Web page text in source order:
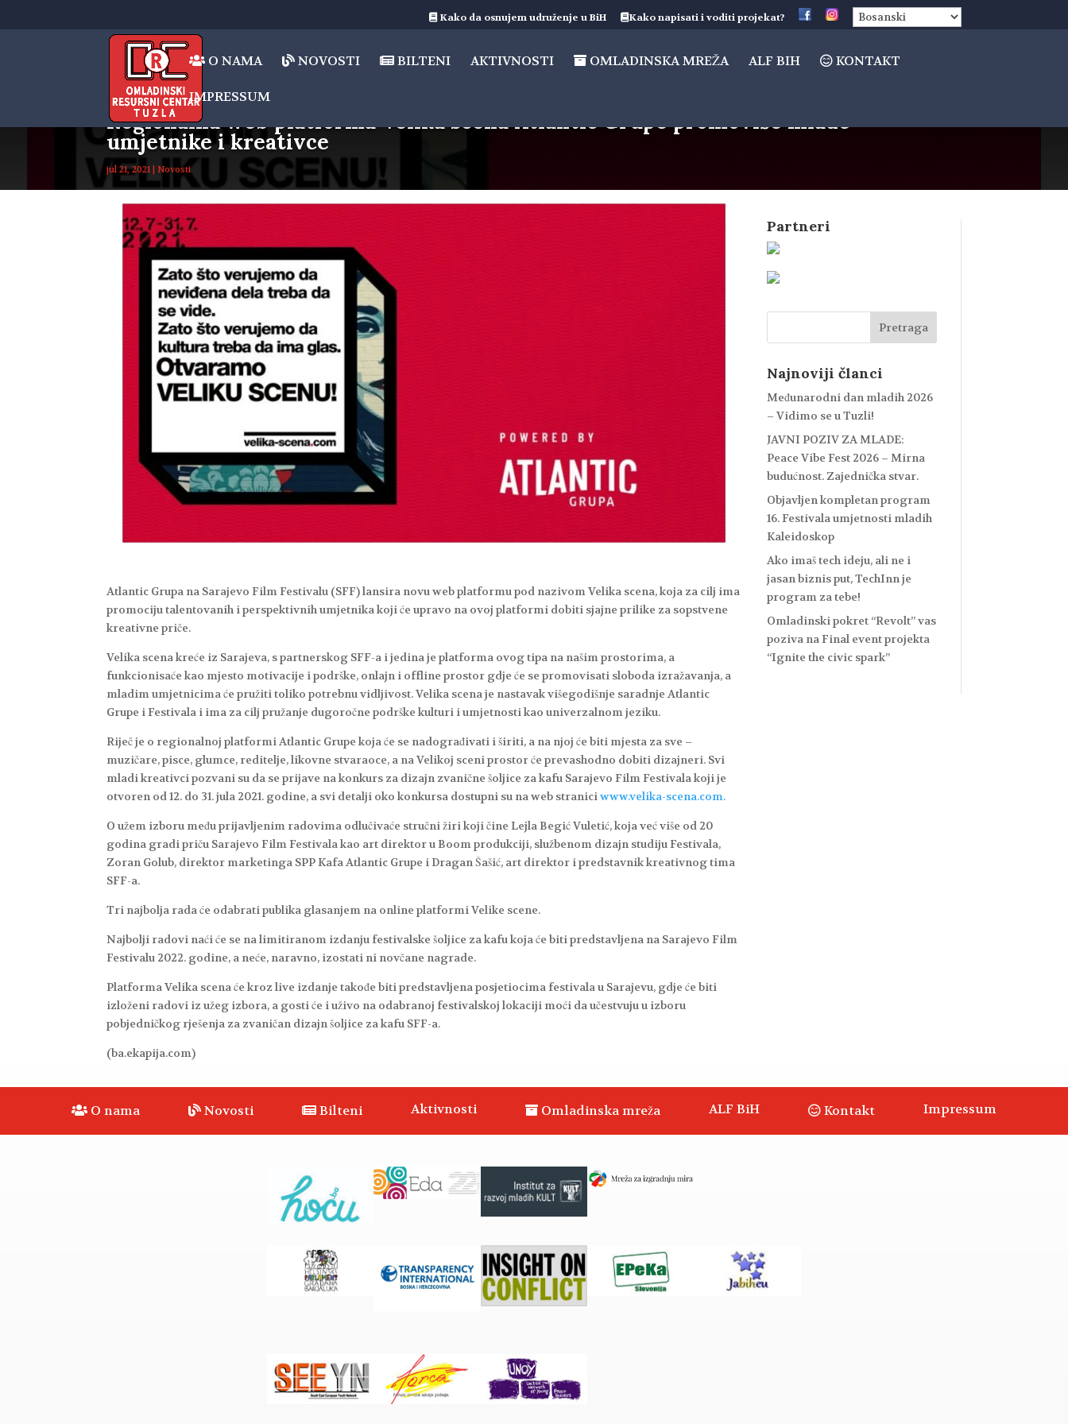
Kako da osnujem udruženje u BiH Kako napisati i voditi projekat?
O NAMA NOVOSTI BILTENI AKTIVNOSTI OMLADINSKA MREŽA ALF BIH KONTAKT
IMPRESSUM
Regionalna web platforma Velika scena Atlantic Grupe promoviše mlade
umjetnike i kreativce
jul 21, 2021 |Novosti
Atlantic Grupa na Sarajevo Film Festivalu (SFF) lansira novu web platformu pod nazivom Velika scena, koja za cilj ima
promociju talentovanih i perspektivnih umjetnika koji će upravo na ovoj platformi dobiti sjajne prilike za sopstvene
kreativne priče.
Velika scena kreće iz Sarajeva, s partnerskog SFF-a i jedina je platforma ovog tipa na našim prostorima, a
funkcionisaće kao mjesto motivacije i podrške, onlajn i offline prostor gdje će se promovisati sloboda izražavanja, a
mladim umjetnicima će pružiti toliko potrebnu vidljivost. Velika scena je nastavak višegodišnje saradnje Atlantic
Grupe i Festivala i ima za cilj pružanje dugoročne podrške kulturi i umjetnosti kao univerzalnom jeziku.
Riječ je o regionalnoj platformi Atlantic Grupe koja će se nadograđivati i širiti, a na njoj će biti mjesta za sve –
muzičare, pisce, glumce, reditelje, likovne stvaraoce, a na Velikoj sceni prostor će prevashodno dobiti dizajneri. Svi
mladi kreativci pozvani su da se prijave na konkurs za dizajn zvanične šoljice za kafu Sarajevo Film Festivala koji je
otvoren od 12. do 31. jula 2021. godine, a svi detalji oko konkursa dostupni su na web straniciwww.velika-scena.com.
O užem izboru među prijavljenim radovima odlučivaće stručni žiri koji čine Lejla Begić Vuletić, koja već više od 20
godina gradi priču Sarajevo Film Festivala kao art direktor u Boom produkciji, službenom dizajn studiju Festivala,
Zoran Golub, direktor marketinga SPP Kafa Atlantic Grupe i Dragan Šašić, art direktor i predstavnik kreativnog tima
SFF-a.
Tri najbolja rada će odabrati publika glasanjem na online platformi Velike scene.
Najbolji radovi naći će se na limitiranom izdanju festivalske šoljice za kafu koja će biti predstavljena na Sarajevo Film
Festivalu 2022. godine, a neće, naravno, izostati ni novčane nagrade.
Platforma Velika scena će kroz live izdanje takođe biti predstavljena posjetiocima festivala u Sarajevu, gdje će biti
izloženi radovi iz užeg izbora, a gosti će i uživo na odabranoj festivalskoj lokaciji moći da učestvuju u izboru
pobjedničkog rješenja za zvaničan dizajn šoljice za kafu SFF-a.
(ba.ekapija.com)
Partneri
Najnoviji članci
Međunarodni dan mladih 2026
– Vidimo se u Tuzli!
JAVNI POZIV ZA MLADE:
Peace Vibe Fest 2026 – Mirna
budućnost. Zajednička stvar.
Objavljen kompletan program
16. Festivala umjetnosti mladih
Kaleidoskop
Ako imaš tech ideju, ali ne i
jasan biznis put, TechInn je
program za tebe!
Omladinski pokret “Revolt” vas
poziva na Final event projekta
“Ignite the civic spark”
O nama Novosti Bilteni Aktivnosti Omladinska mreža ALF BiH Kontakt Impressum